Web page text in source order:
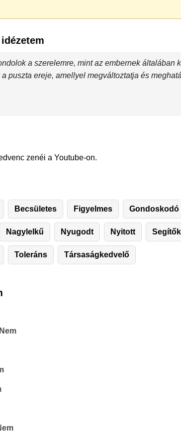
a szerelemre, mint az embernek általában
puszta ereje, amellyel megváltoztatja és
zenéi a Youtube-on.
Becsületes Figyelmes Gondoskodó
Nagylelkű Nyugodt Nyitott
Toleráns Társaságkedvelő
Nem